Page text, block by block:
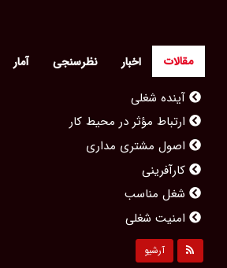
مقالات اخبار نظرسنجی آمار
ارتباط مؤثر در محیط کار
اصول مشتری مداری
کارآفرینی
شغل مناسب
امنیت شغلی
مشاغل محبوب بانوان
مصاحبه کاری
آرشیو